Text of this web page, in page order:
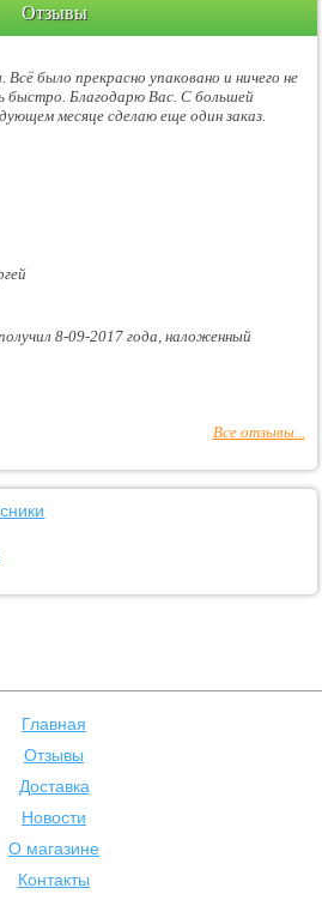
Отзывы
Всё было прекрасно упаковано и ничего не
быстро. Благодарю Вас. С большей
месяце сделаю еще один заказ.
8-09-2017 года, наложенный
Все отзывы...
Главная
Отзывы
Доставка
Новости
О магазине
Контакты